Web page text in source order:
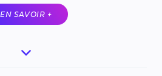
EN SAVOIR +